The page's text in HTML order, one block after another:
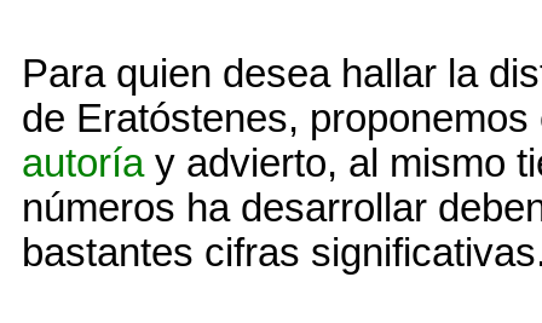
Para quien desea hallar la
de Eratóstenes,
autoríay advierto, al mismo
números ha desarrollar
bastantes cifras